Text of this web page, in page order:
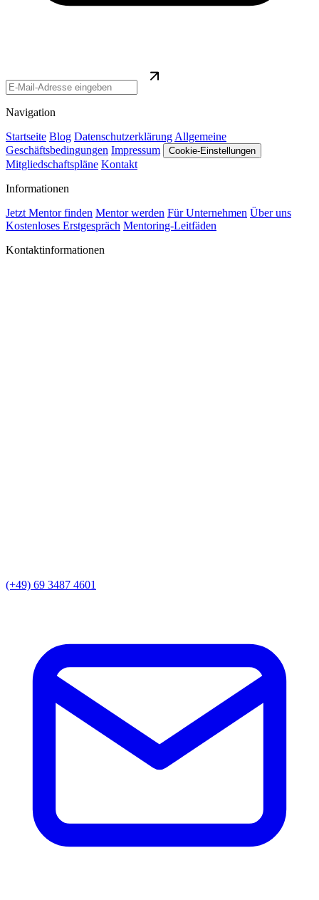
Navigation
Startseite Blog Datenschutzerklärung Allgemeine
Geschäftsbedingungen Impressum Cookie-Einstellungen
Mitgliedschaftspläne Kontakt
Informationen
Jetzt Mentor finden Mentor werden Für Unternehmen Über uns
Kostenloses Erstgespräch Mentoring-Leitfäden
Kontaktinformationen
(+49) 69 3487 4601